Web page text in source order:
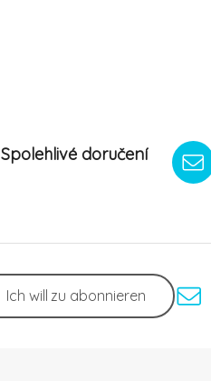
Spolehlivé doručení
Ich will zu abonnieren